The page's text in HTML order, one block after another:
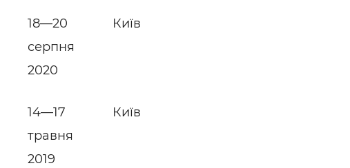
18—20
серпня
2020
Київ
14—17
травня
2019
Київ